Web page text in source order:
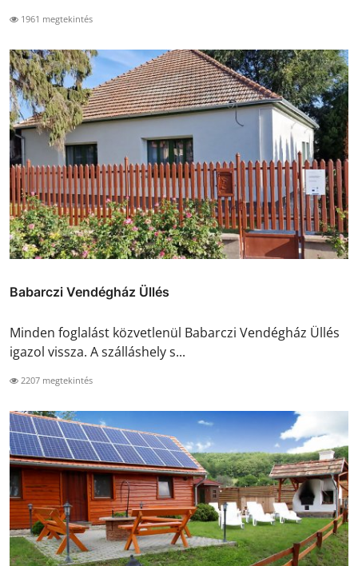
1961 megtekintés
Babarczi Vendégház Üllés
Minden foglalást közvetlenül Babarczi Vendégház Üllés
igazol vissza. A szálláshely s...
2207 megtekintés